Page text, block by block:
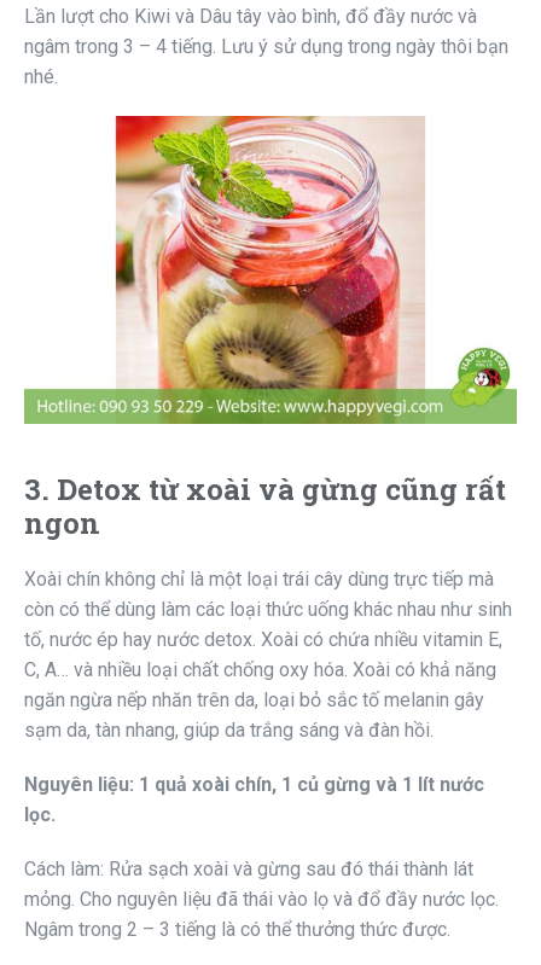
Lần lượt cho Kiwi và Dâu tây vào bình, đổ đầy nước và
ngâm trong 3 – 4 tiếng. Lưu ý sử dụng trong ngày thôi bạn
nhé.
3. Detox từ xoài và gừng cũng rất
ngon
Xoài chín không chỉ là một loại trái cây dùng trực tiếp mà
còn có thể dùng làm các loại thức uống khác nhau như sinh
tố, nước ép hay nước detox. Xoài có chứa nhiều vitamin E,
C, A… và nhiều loại chất chống oxy hóa. Xoài có khả năng
ngăn ngừa nếp nhăn trên da, loại bỏ sắc tố melanin gây
sạm da, tàn nhang, giúp da trắng sáng và đàn hồi.
Nguyên liệu: 1 quả xoài chín, 1 củ gừng và 1 lít nước
lọc.
Cách làm: Rửa sạch xoài và gừng sau đó thái thành lát
mỏng. Cho nguyên liệu đã thái vào lọ và đổ đầy nước lọc.
Ngâm trong 2 – 3 tiếng là có thể thưởng thức được.